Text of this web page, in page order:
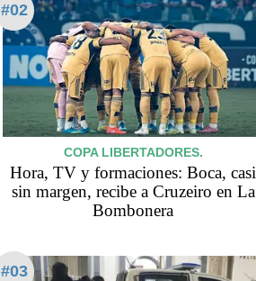
#02
COPA LIBERTADORES.
Hora, TV y formaciones: Boca, casi
sin margen, recibe a Cruzeiro en La
Bombonera
#03